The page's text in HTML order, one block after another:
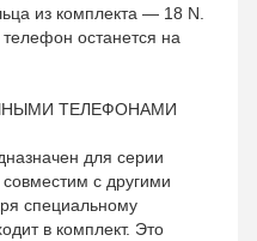
из комплекта — 18 N.
останется на
ТЕЛЕФОНАМИ
для серии
с другими
специальному
в комплект. Это